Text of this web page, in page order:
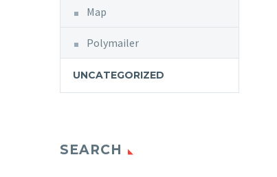
Map
Polymailer
UNCATEGORIZED
SEARCH